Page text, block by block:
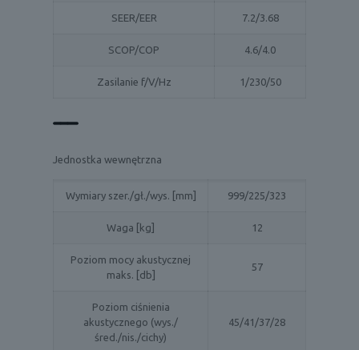
SEER/EER 7.2/3.68
SCOP/COP 4.6/4.0
Zasilanie f/V/Hz 1/230/50
Jednostka wewnętrzna
Wymiary szer./gł./wys. [mm] 999/225/323
Waga [kg] 12
Poziom mocy akustycznej
maks. [db]
57
Poziom ciśnienia
akustycznego (wys./
śred./nis./cichy)
45/41/37/28